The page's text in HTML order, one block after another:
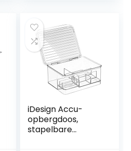
iDesign Accu-
opbergdoos,
stapelbare